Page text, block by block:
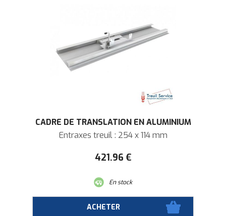
CADRE DE TRANSLATION EN ALUMINIUM
Entraxes treuil : 254 x 114 mm
421.96 €
En stock